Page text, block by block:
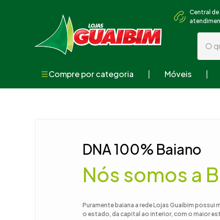
Central de
O
Compre por categoria Móveis
DNA 100% Baiano
Nós somos a
Puramente baiana a rede Lojas Guaibim
o estado, da capital ao interior, com o maior
Termos
4º
sofá
6
cama
7º
tv